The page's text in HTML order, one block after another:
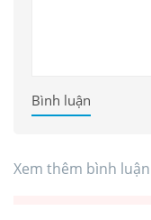
Bình luận
Xem thêm bình luận